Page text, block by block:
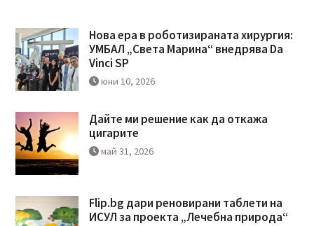
Нова ера в роботизираната хирургия:
УМБАЛ „Света Марина“ внедрява Da
Vinci SP
юни 10, 2026
Дайте ми решение как да откажа
цигарите
май 31, 2026
Flip.bg дари реновирани таблети на
ИСУЛ за проекта „Лечебна природа“